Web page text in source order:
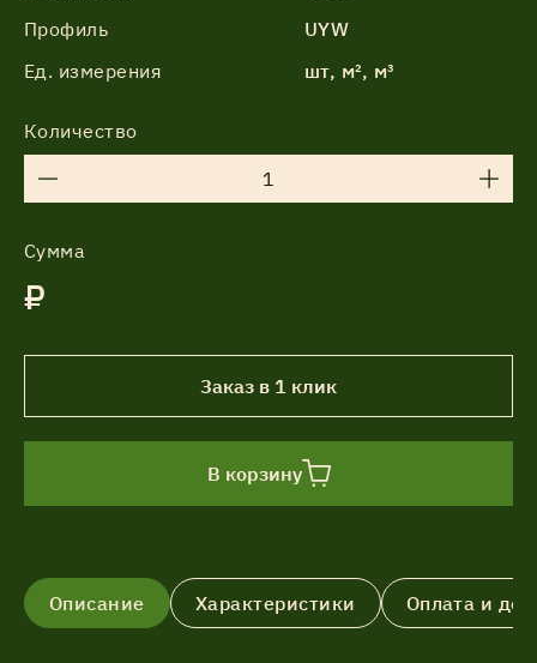
Профиль
UYW
Ед. измерения
шт, м², м³
Количество
Сумма
₽
Заказ в 1 клик
В корзину
Описание Характеристики Оплата и